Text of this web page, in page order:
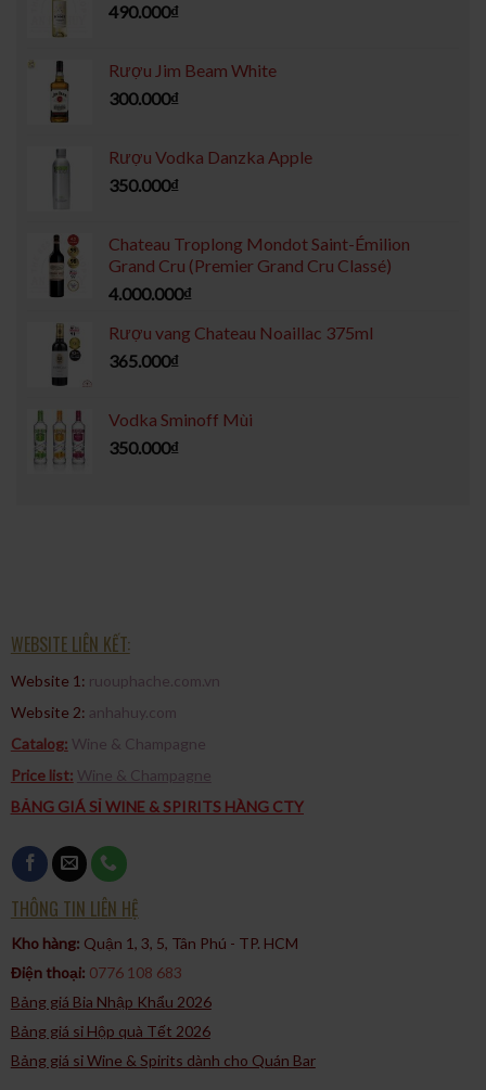
490.000₫
Rượu Jim Beam White
300.000₫
Rượu Vodka Danzka Apple
350.000₫
Chateau Troplong Mondot Saint-Émilion
Grand Cru (Premier Grand Cru Classé)
4.000.000₫
Rượu vang Chateau Noaillac 375ml
365.000₫
Vodka Sminoff Mùi
350.000₫
WEBSITE LIÊN KẾT:
Website 1: ruouphache.com.vn
Website 2: anhahuy.com
Catalog: Wine & Champagne
Price list: Wine & Champagne
BẢNG GIÁ SỈ WINE & SPIRITS HÀNG CTY
THÔNG TIN LIÊN HỆ
Kho hàng: Quận 1, 3, 5, Tân Phú - TP. HCM​
Điện thoại: 0776 108 683
Bảng giá Bia Nhập Khẩu 2026
Bảng giá sỉ Hộp quà Tết 2026
Bảng giá sỉ Wine & Spirits dành cho Quán Bar